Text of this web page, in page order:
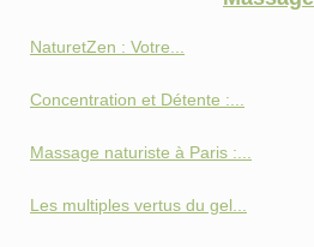
NaturetZen : Votre...
Concentration et Détente :...
Massage naturiste à Paris :...
Les multiples vertus du gel...